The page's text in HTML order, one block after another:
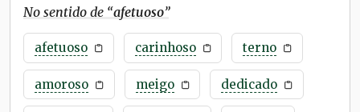
No sentido de “afetuoso”
afetuoso carinhoso terno
amoroso meigo dedicado